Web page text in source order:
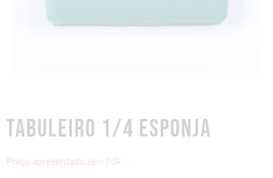
TABULEIRO 1/4 ESPONJA
Preço apresentado sem IVA